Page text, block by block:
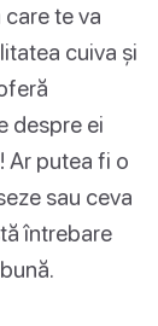
te va
cuiva și
despre ei
Ar putea fi o
sau ceva
întrebare